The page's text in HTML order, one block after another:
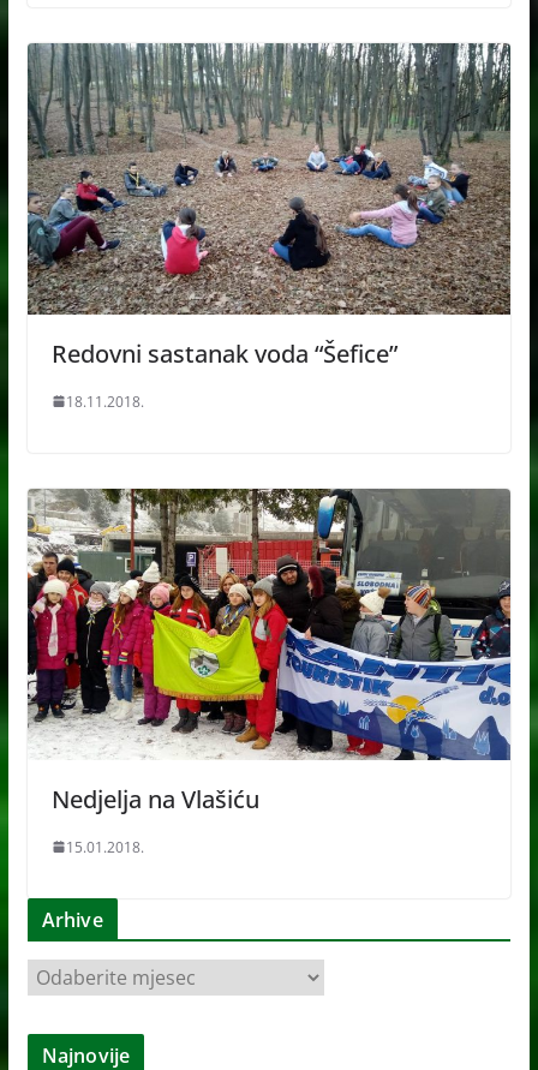
Redovni sastanak voda “Šefice”
18.11.2018.
Nedjelja na Vlašiću
15.01.2018.
Arhive
r
h
Najnovije